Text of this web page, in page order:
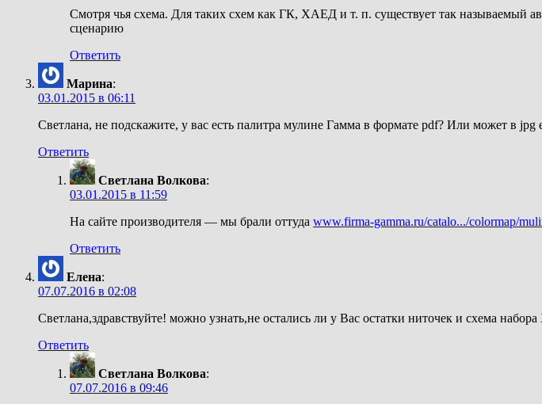
Смотря чья схема. Для таких схем как ГК, ХАЕД и т. п. существует так называемый
сценарию
Ответить
Марина:
03.01.2015 в 06:11
Светлана, не подскажите, у вас есть палитра мулине Гамма в формате pdf? Или может в jpg
Ответить
Светлана Волкова:
03.01.2015 в 11:59
На сайте производителя — мы брали оттуда www.firma-gamma.ru/catalo.../colormap/
Ответить
Елена:
07.07.2016 в 02:08
Светлана,здравствуйте! можно узнать,не остались ли у Вас остатки ниточек и схема
Ответить
Светлана Волкова:
07.07.2016 в 09:46